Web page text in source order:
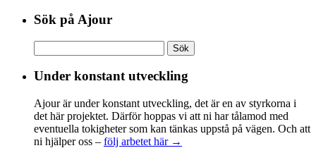
Sök på Ajour
efter:
Under konstant utveckling
Ajour är under konstant utveckling, det är en av styrkorna i
det här projektet. Därför hoppas vi att ni har tålamod med
eventuella tokigheter som kan tänkas uppstå på vägen. Och att
ni hjälper oss – följ arbetet här →